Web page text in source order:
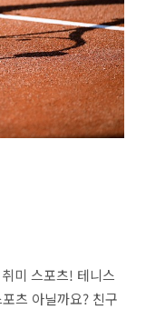
미 스포츠! 테니스
츠 아닐까요? 친구